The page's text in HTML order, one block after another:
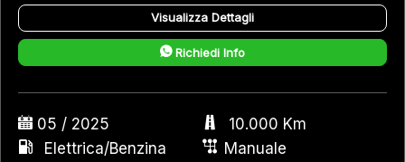
Visualizza Dettagli
Richiedi Info
05 / 2025
10.000 Km
Elettrica/Benzina
Manuale